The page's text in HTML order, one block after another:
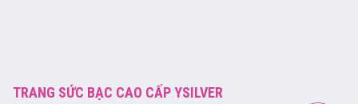
TRANG SỨC BẠC CAO CẤP YSILVER